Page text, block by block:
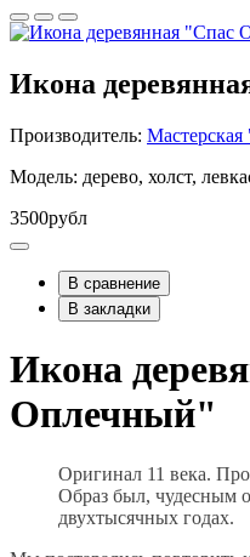
Икона
Производитель: Мастерская
Модель: дерево, холст,
3500рубл
В сравнение
В закладки
Икона
Оплечный"
Оригинал 11 века.
Образ был, чудесным
двухтысячных годах.